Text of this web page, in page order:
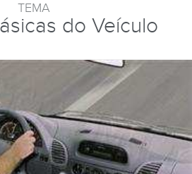
TEMA
do Veículo